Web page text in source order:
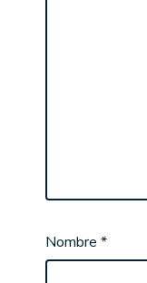
Nombre *